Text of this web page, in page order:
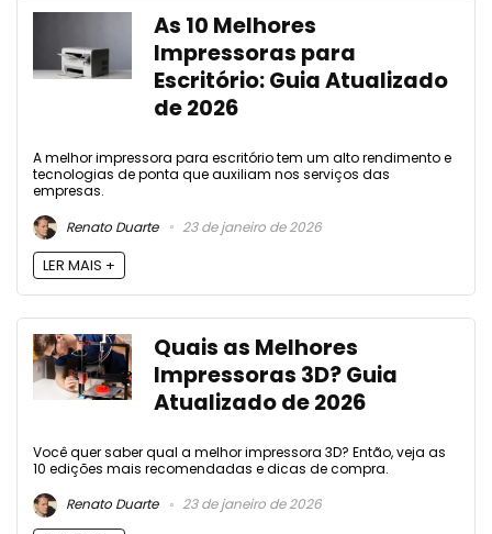
As 10 Melhores
Impressoras para
Escritório: Guia Atualizado
de 2026
A melhor impressora para escritório tem um alto rendimento e
tecnologias de ponta que auxiliam nos serviços das
empresas.
Renato Duarte
23 de janeiro de 2026
LER MAIS +
Quais as Melhores
Impressoras 3D? Guia
Atualizado de 2026
Você quer saber qual a melhor impressora 3D? Então, veja as
10 edições mais recomendadas e dicas de compra.
Renato Duarte
23 de janeiro de 2026